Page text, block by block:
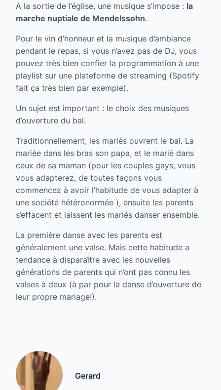
A la sortie de l’église, une musique s’impose : la
marche nuptiale de Mendelssohn.
Pour le vin d’honneur et la musique d’ambiance
pendant le repas, si vous n’avez pas de DJ, vous
pouvez très bien confier la programmation à une
playlist sur une plateforme de streaming (Spotify
fait ça très bien par exemple).
Un sujet est important : le choix des musiques
d’ouverture du bal.
Traditionnellement, les mariés ouvrent le bal. La
mariée dans les bras son papa, et le marié dans
ceux de sa maman (pour les couples gays, vous
vous adapterez, de toutes façons vous
commencez à avoir l’habitude de vous adapter à
une société hétéronormée ), ensuite les parents
s’effacent et laissent les mariés danser ensemble.
La première danse avec les parents est
généralement une valse. Mais cette habitude a
tendance à disparaître avec les nouvelles
générations de parents qui n’ont pas connu les
valses à deux (à par pour la danse d’ouverture de
leur propre mariage!).
Gerard